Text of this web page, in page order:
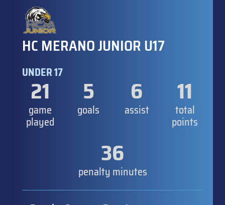
HC MERANO JUNIOR U17
UNDER 17
21
game
played
5
goals
6
assist
11
total
points
36
penalty minutes